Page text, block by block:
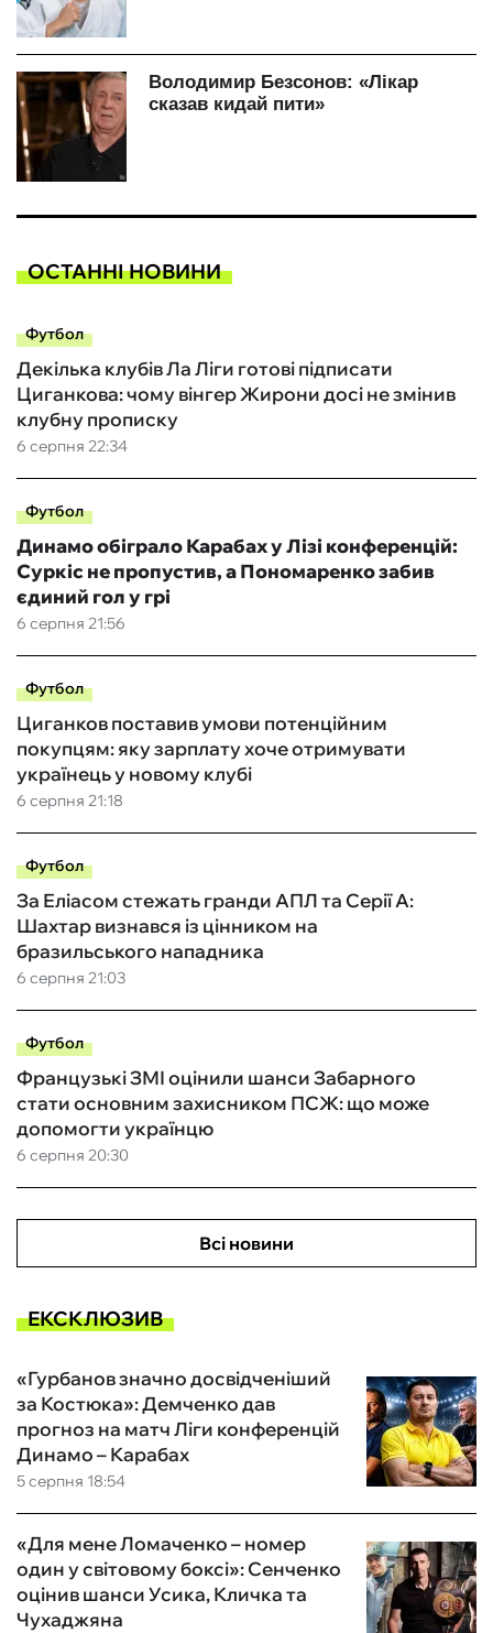
ОСТАННІ НОВИНИ
Футбол
6 серпня 22:34
Декілька клубів Ла Ліги готові підписати
Циганкова: чому вінгер Жирони досі не змінив
клубну прописку
Футбол
6 серпня 21:56
Динамо обіграло Карабах у Лізі конференцій:
Суркіс не пропустив, а Пономаренко забив
єдиний гол у грі
Футбол
6 серпня 21:18
Циганков поставив умови потенційним
покупцям: яку зарплату хоче отримувати
українець у новому клубі
Футбол
6 серпня 21:03
За Еліасом стежать гранди АПЛ та Серії А:
Шахтар визнався із цінником на
бразильського нападника
Футбол
6 серпня 20:30
Французькі ЗМІ оцінили шанси Забарного
стати основним захисником ПСЖ: що може
допомогти українцю
Всі новини
ЕКСКЛЮЗИВ
5 серпня 18:54
«Гурбанов значно досвідченіший
за Костюка»: Демченко дав
прогноз на матч Ліги конференцій
Динамо – Карабах
«Для мене Ломаченко – номер
один у світовому боксі»: Сенченко
оцінив шанси Усика, Кличка та
Чухаджяна